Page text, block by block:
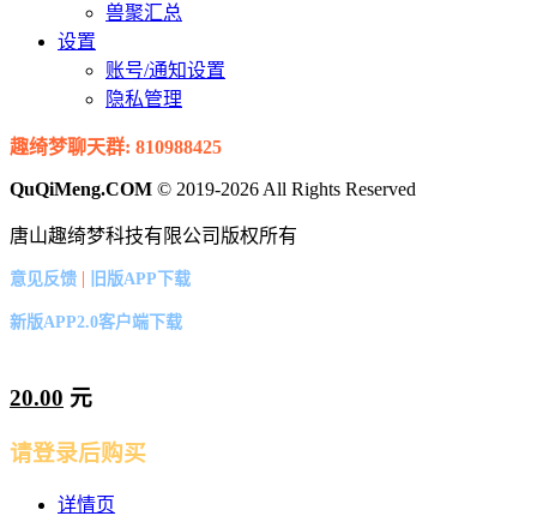
兽聚汇总
设置
账号/通知设置
隐私管理
趣绮梦聊天群: 810988425
QuQiMeng.COM © 2019-2026 All Rights Reserved
唐山趣绮梦科技有限公司版权所有
意见反馈 | 旧版APP下载
新版APP2.0客户端下载
20.00 元
请登录后购买
详情页